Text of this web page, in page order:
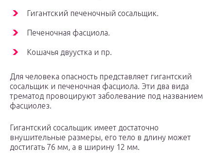
Гигантский печеночный сосальщик.
Печеночная фасциола.
Кошачья двуустка и пр.
Для человека опасность представляет гигантский
сосальщик и печеночная фасциола. Эти два вида
трематод провоцируют заболевание под названием
фасциолез.
Гигантский сосальщик имеет достаточно
внушительные размеры, его тело в длину может
достигать 76 мм, а в ширину 12 мм.